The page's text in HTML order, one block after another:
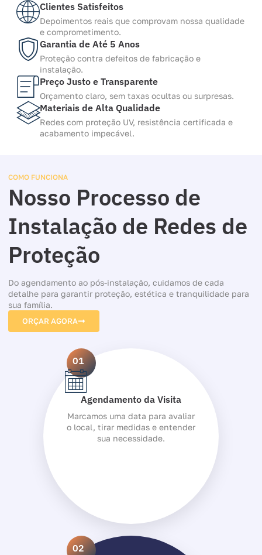
Clientes Satisfeitos
Depoimentos reais que comprovam nossa qualidade
e comprometimento.
Garantia de Até 5 Anos
Proteção contra defeitos de fabricação e
instalação.
Preço Justo e Transparente
Orçamento claro, sem taxas ocultas ou surpresas.
Materiais de Alta Qualidade
Redes com proteção UV, resistência certificada e
acabamento impecável.
COMO FUNCIONA
Nosso Processo de
Instalação de Redes de
Proteção
Do agendamento ao pós-instalação, cuidamos de cada
detalhe para garantir proteção, estética e tranquilidade para
sua família.
ORÇAR AGORA
01
Agendamento da Visita
Marcamos uma data para avaliar
o local, tirar medidas e entender
sua necessidade.
02